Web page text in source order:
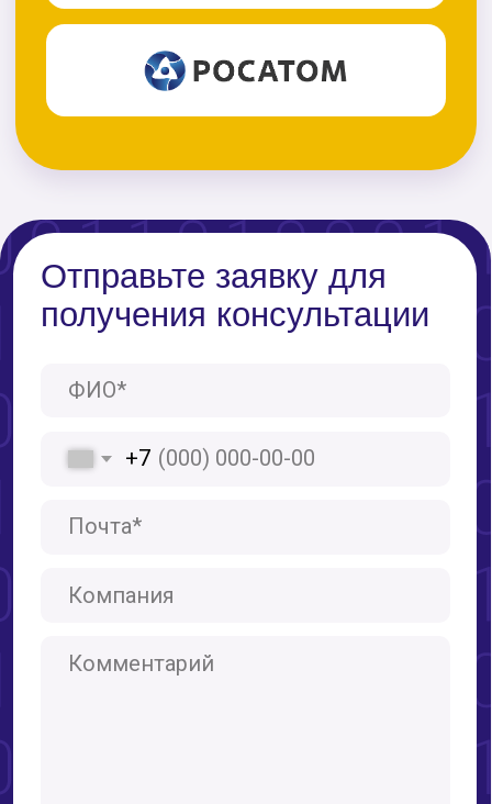
ул. Коломяжский пр. 19,
кор. 2, лит. А, офис 14А
© Компания GST, 2026
Политика конфиденциальности
Благовещенск
ул. Ленина, д. 27,
офис 306